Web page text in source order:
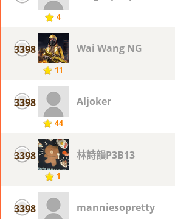
4
3398
11
Wai Wang NG
3398
44
Aljoker
3398
1
林詩韻P3B13
3398 manniesopretty